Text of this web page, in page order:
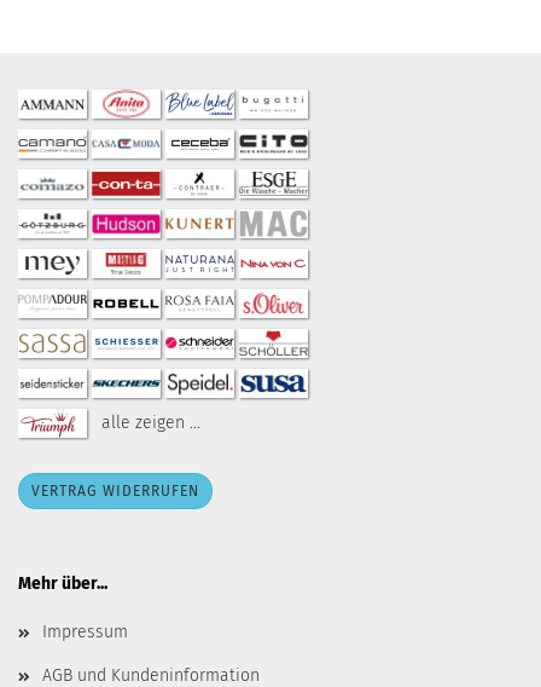
alle zeigen ...
VERTRAG WIDERRUFEN
Mehr über...
Impressum
AGB und Kundeninformation